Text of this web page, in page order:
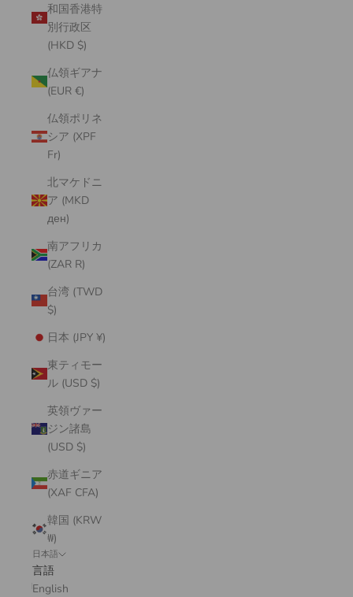
和国香港特
別行政区
(HKD $)
仏領ギアナ
(EUR €)
仏領ポリネ
シア (XPF
Fr)
北マケドニ
ア (MKD
ден)
南アフリカ
(ZAR R)
台湾 (TWD
$)
日本 (JPY ¥)
東ティモー
ル (USD $)
英領ヴァー
ジン諸島
(USD $)
赤道ギニア
(XAF CFA)
韓国 (KRW
₩)
日本語
言語
English